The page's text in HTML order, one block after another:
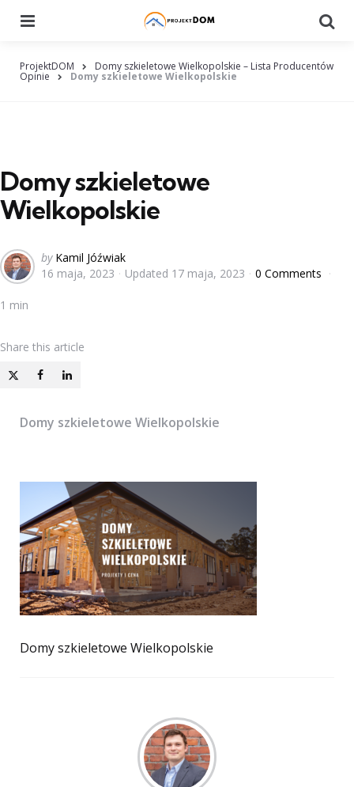
ProjektDOM Domy szkieletowe Wielkopolskie – Lista Producentów
Opinie Domy szkieletowe Wielkopolskie
Domy szkieletowe
Wielkopolskie
Posted
by
by Kamil Jóźwiak
16 maja, 2023
Updated 17 maja, 2023 0 Comments
1 min
Share this article
Domy szkieletowe Wielkopolskie
Domy szkieletowe Wielkopolskie